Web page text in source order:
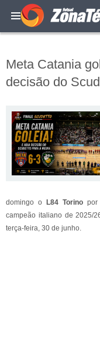
Meta Catania
decisão do
domingo o
L84 Torinopor
campeão italiano de 2025/
terça-feira, 30 de junho.